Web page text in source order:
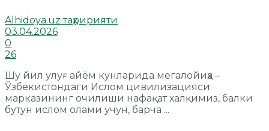
Alhidoya.uz таҳририяти
03.04.2026
0
26
Шу йил улуғ айём кунларида мегалойиҳа –
Ўзбекистондаги Ислом цивилизацияси
марказининг очилиши нафақат халқимиз, балки
бутун ислом олами учун, барча ...